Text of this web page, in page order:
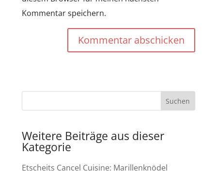
Kommentar speichern.
Kommentar abschicken
Weitere Beiträge aus dieser
Kategorie
Etscheits Cancel Cuisine: Marillenknödel